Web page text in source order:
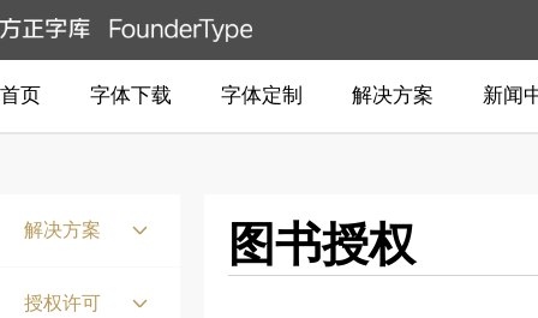
首页 字体下载 字体定制 解决方案 新闻
解决方案
国家标准点阵
授权许可
图书授权